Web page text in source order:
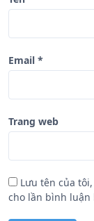
Email *
Trang web
Lưu tên của
cho lần bình luận